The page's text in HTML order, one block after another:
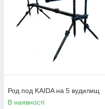
Род под KAIDA на 5 вудилищ
В наявності